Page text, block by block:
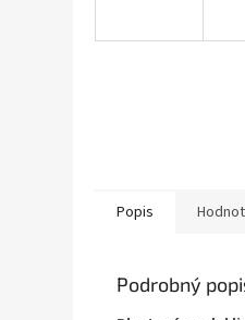
Popis
Podrobný